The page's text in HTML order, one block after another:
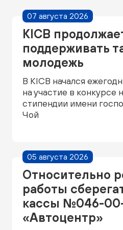
07 августа 2026
KICB
поддерживать
молодежь
В KICB начался
на участие в конкурсе
стипендии имени
Чой
05 августа 2026
Относительно
работы
кассы №046-
«Автоцентр»